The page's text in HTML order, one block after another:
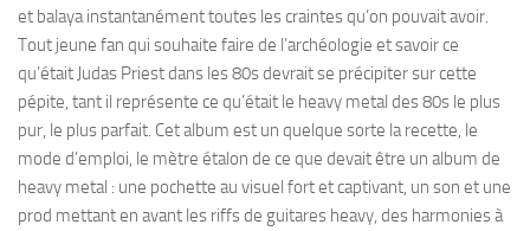
et balaya instantanément toutes les craintes qu’on pouvait avoir.
Tout jeune fan qui souhaite faire de l’archéologie et savoir ce
qu’était Judas Priest dans les 80s devrait se précipiter sur cette
pépite, tant il représente ce qu’était le heavy metal des 80s le plus
pur, le plus parfait. Cet album est un quelque sorte la recette, le
mode d’emploi, le mètre étalon de ce que devait être un album de
heavy metal : une pochette au visuel fort et captivant, un son et une
prod mettant en avant les riffs de guitares heavy, des harmonies à